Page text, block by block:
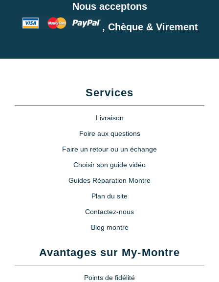
Nous acceptons
, Chèque & Virement
Services
Livraison
Foire aux questions
Faire un retour ou un échange
Choisir son guide vidéo
Guides Réparation Montre
Plan du site
Contactez-nous
Blog montre
Avantages sur My-Montre
Points de fidélité